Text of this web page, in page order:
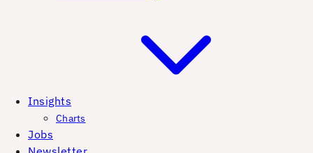
Insights
Charts
Jobs